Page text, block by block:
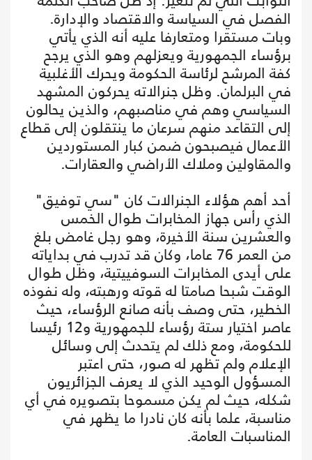
الفصل في السياسة والاقتصاد والإدارة.
وبات مستقرا ومتعارفا عليه أنه الذي يأتي
برؤساء الجمهورية ويعزلهم وهو الذي يرجح
كفة المرشح لرئاسة الحكومة ويحرك الأغلبية
في البرلمان. وظل جنرالاته يحركون المشهد
السياسي وهم في مناصبهم، والذين يحالون
إلى التقاعد منهم سرعان ما ينتقلون إلى قطاع
الأعمال فيصبحون ضمن كبار المستوردين
والمقاولين وملاك الأراضي والعقارات.
أحد أهم هؤلاء الجنرالات كان "سي توفيق"
الذي رأس جهاز المخابرات طوال الخمس
والعشرين سنة الأخيرة، وهو رجل غامض بلغ
من العمر 76 عاما، وكان قد تدرب في بداياته
على أيدى المخابرات السوفييتية، وظل طوال
الوقت شبحا صامتا له قوته ورهبته، وله نفوذه
الخطير، حتى وصف بأنه صانع الرؤساء، حيث
عاصر اختيار ستة رؤساء للجمهورية و12 رئيسا
للحكومة، ومع ذلك لم يتحدث إلى وسائل
الإعلام ولم تظهر له صور، حتى اعتبر
المسؤول الوحيد الذي لا يعرف الجزائريون
شكله، حيث لم يكن مسموحا بتصويره في أي
مناسبة، علما بأنه كان نادرا ما يظهر في
المناسبات العامة.